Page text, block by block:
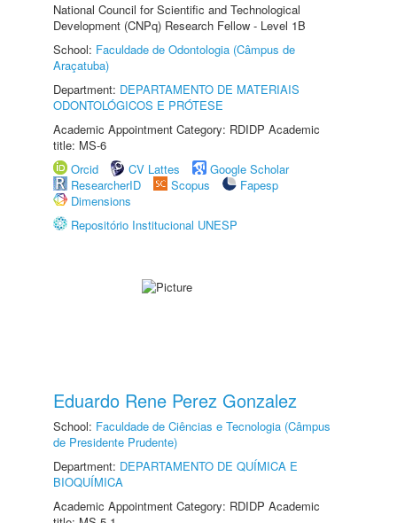
National Council for Scientific and Technological
Development (CNPq) Research Fellow - Level 1B
School: Faculdade de Odontologia (Câmpus de
Araçatuba)
Department: DEPARTAMENTO DE MATERIAIS
ODONTOLÓGICOS E PRÓTESE
Academic Appointment Category: RDIDP Academic
title: MS-6
Orcid
CV Lattes
Google Scholar
ResearcherID
Scopus
Fapesp
Dimensions
Repositório Institucional UNESP
Eduardo Rene Perez Gonzalez
School: Faculdade de Ciências e Tecnologia (Câmpus
de Presidente Prudente)
Department: DEPARTAMENTO DE QUÍMICA E
BIOQUÍMICA
Academic Appointment Category: RDIDP Academic